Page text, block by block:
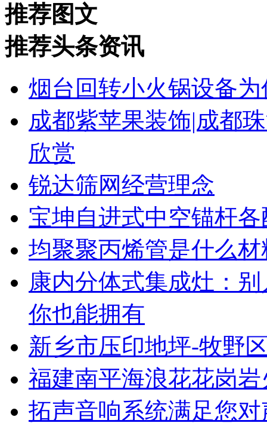
推荐图文
推荐头条资讯
烟台回转小火锅设备
成都紫苹果装饰|成都
欣赏
锐达筛网经营理念
宝坤自进式中空锚杆
均聚聚丙烯管是什么材
康内分体式集成灶：
你也能拥有
新乡市压印地坪-牧野
福建南平海浪花花岗
拓声音响系统满足您